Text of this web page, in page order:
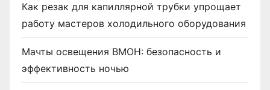
Как резак для капиллярной трубки упрощает
работу мастеров холодильного оборудования
Мачты освещения ВМОН: безопасность и
эффективность ночью